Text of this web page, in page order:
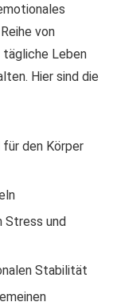
von
tägliche Leben
Hier sind die
den Körper
Stress und
Stabilität